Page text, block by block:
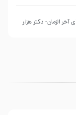
الزمان- دکتر هزار